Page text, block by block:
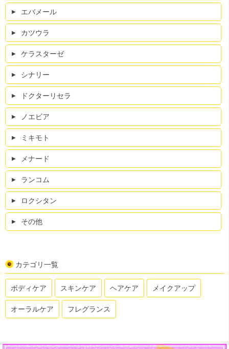
エバメール
カツウラ
ケラスターゼ
シナリー
ドクターリセラ
ノエビア
ミキモト
メナード
ランコム
ロクシタン
その他
カテゴリ一覧
ボディケア スキンケア ヘアケア メイクアップ
オーラルケア フレグランス